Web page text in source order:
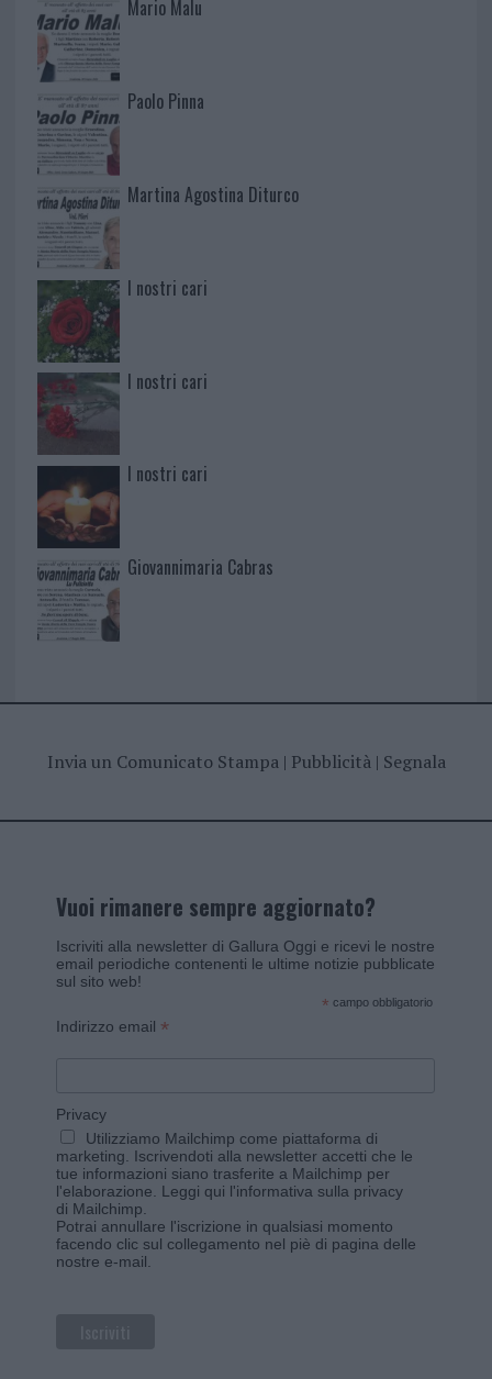
Mario Malu
Paolo Pinna
Martina Agostina Diturco
I nostri cari
I nostri cari
I nostri cari
Giovannimaria Cabras
Invia un Comunicato Stampa| Pubblicità| Segnala
Vuoi rimanere sempre aggiornato?
Iscriviti alla newsletter di Gallura Oggi e ricevi le nostre
email periodiche contenenti le ultime notizie pubblicate
sul sito web!
* campo obbligatorio
Indirizzo email *
Privacy
Utilizziamo Mailchimp come piattaforma di
marketing. Iscrivendoti alla newsletter accetti che le
tue informazioni siano trasferite a Mailchimp per
l'elaborazione. Leggi qui l'informativa sulla privacy
di Mailchimp
Potrai annullare l'iscrizione in qualsiasi momento
facendo clic sul collegamento nel piè di pagina delle
nostre e-mail.